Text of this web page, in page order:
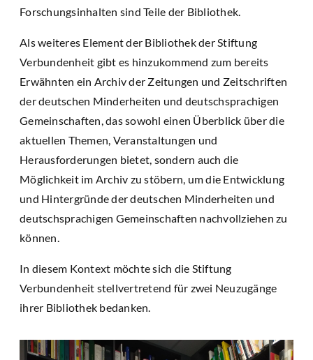
Forschungsinhalten sind Teile der Bibliothek.
Als weiteres Element der Bibliothek der Stiftung
Verbundenheit gibt es hinzukommend zum bereits
Erwähnten ein Archiv der Zeitungen und Zeitschriften
der deutschen Minderheiten und deutschsprachigen
Gemeinschaften, das sowohl einen Überblick über die
aktuellen Themen, Veranstaltungen und
Herausforderungen bietet, sondern auch die
Möglichkeit im Archiv zu stöbern, um die Entwicklung
und Hintergründe der deutschen Minderheiten und
deutschsprachigen Gemeinschaften nachvollziehen zu
können.
In diesem Kontext möchte sich die Stiftung
Verbundenheit stellvertretend für zwei Neuzugänge
ihrer Bibliothek bedanken.